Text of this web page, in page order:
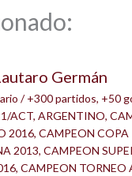
Germán
/+300 partidos, +50
ACT, ARGENTINO,
2016, CAMPEON COPA
2013, CAMPEON
, CAMPEON TORNEO